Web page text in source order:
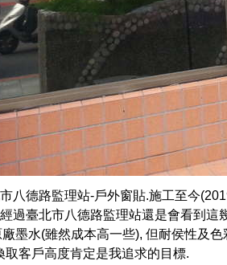
八德路監理站-戶外窗貼.施工至今
過臺北市八德路監理站還是會看到這
墨水(雖然成本高一些), 但耐侯性及
取客戶高度肯定是我追求的目標.